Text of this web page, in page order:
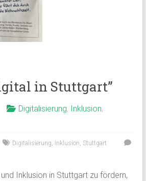
in Stuttgart”
Digitalisierung, Inklusion,
Digitalisierung, Inklusion, Stuttgart
Inklusion in Stuttgart zu fördern,